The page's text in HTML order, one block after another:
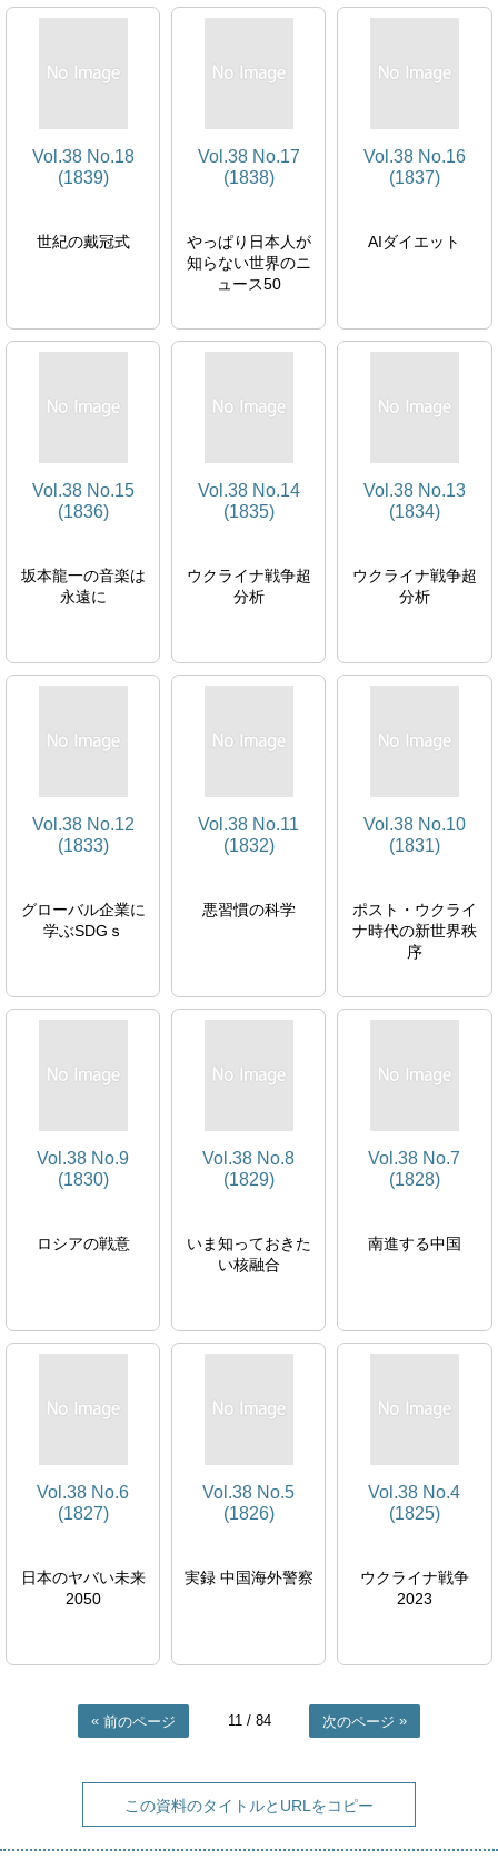
Vol.38 No.18
(1839)
世紀の戴冠式
Vol.38 No.17
(1838)
やっぱり日本人が
知らない世界のニ
ュース50
Vol.38 No.16
(1837)
AIダイエット
Vol.38 No.15
(1836)
坂本龍一の音楽は
永遠に
Vol.38 No.14
(1835)
ウクライナ戦争超
分析
Vol.38 No.13
(1834)
ウクライナ戦争超
分析
Vol.38 No.12
(1833)
グローバル企業に
学ぶSDGｓ
Vol.38 No.11
(1832)
悪習慣の科学
Vol.38 No.10
(1831)
ポスト・ウクライ
ナ時代の新世界秩
序
Vol.38 No.9
(1830)
ロシアの戦意
Vol.38 No.8
(1829)
いま知っておきた
い核融合
Vol.38 No.7
(1828)
南進する中国
Vol.38 No.6
(1827)
日本のヤバい未来
2050
Vol.38 No.5
(1826)
実録 中国海外警察
Vol.38 No.4
(1825)
ウクライナ戦争
2023
前のページ 11/ 84 次のページ
この資料のタイトルとURLをコピー